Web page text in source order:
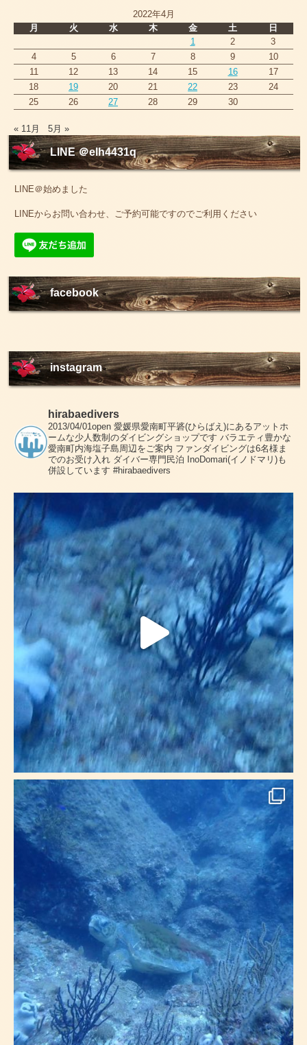
2022年4月
月
火 水 木 金 土
日
1
2
3
4
5 6 7 8 9
10
11
12 13 14 15 16
17
18
19 20 21 22 23
24
25
26 27 28 29 30
« 11月 5月 »
LINE ＠elh4431q
LINE＠始めました
LINEからお問い合わせ、ご予約可能ですのでご利用ください
facebook
instagram
hirabaedivers
2013/04/01open 愛媛県愛南町平碆(ひらばえ)にあるアットホ
ームな少人数制のダイビングショップです バラエティ豊かな
愛南町内海塩子島周辺をご案内 ファンダイビングは6名様ま
でのお受け入れ ダイバー専門民泊 InoDomari(イノドマリ)も
併設しています #hirabaedivers